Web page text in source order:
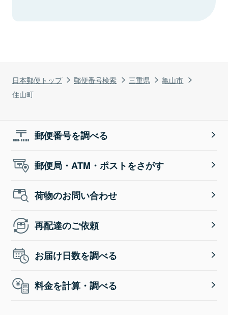
日本郵便トップ 郵便番号検索 三重県
亀山市
住山町
郵便番号を調べる
郵便局・ATM・ポストをさがす
荷物のお問い合わせ
再配達のご依頼
お届け日数を調べる
料金を計算・調べる